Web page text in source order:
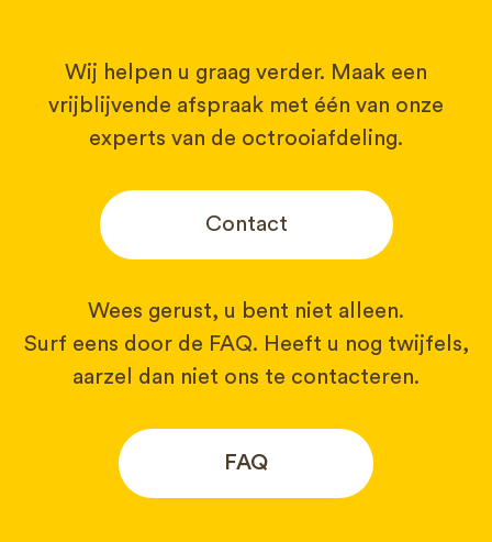
Wij helpen u graag verder. Maak een
vrijblijvende afspraak met één van onze
experts van de octrooiafdeling.
Contact
Wees gerust, u bent niet alleen.
Surf eens door de FAQ. Heeft u nog twijfels,
aarzel dan niet ons te contacteren.
FAQ